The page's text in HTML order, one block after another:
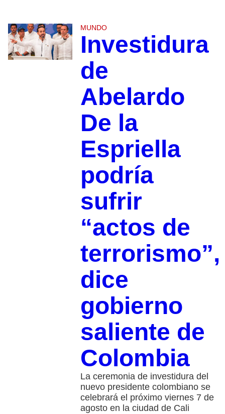
MUNDO
Investidura
de
Abelardo
De la
Espriella
podría
sufrir
“actos de
terrorismo”,
dice
gobierno
saliente de
Colombia
La ceremonia de investidura del
nuevo presidente colombiano se
celebrará el próximo viernes 7 de
agosto en la ciudad de Cali